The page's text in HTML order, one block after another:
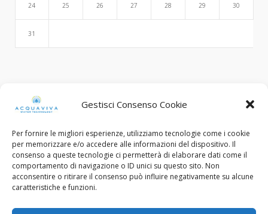
Gestisci Consenso Cookie
Per fornire le migliori esperienze, utilizziamo tecnologie come i cookie
per memorizzare e/o accedere alle informazioni del dispositivo. Il
consenso a queste tecnologie ci permetterà di elaborare dati come il
comportamento di navigazione o ID unici su questo sito. Non
acconsentire o ritirare il consenso può influire negativamente su alcune
caratteristiche e funzioni.
24 25 26 27 28 29 30
31